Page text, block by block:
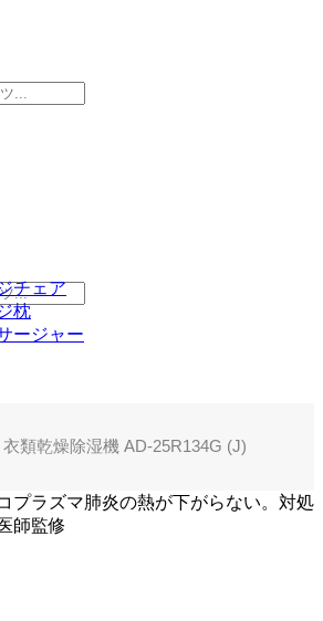
チェア
枕
ージャー
衣類乾燥除湿機 AD-25R134G (J)
プラズマ肺炎の熱が下がらない。対処
師監修